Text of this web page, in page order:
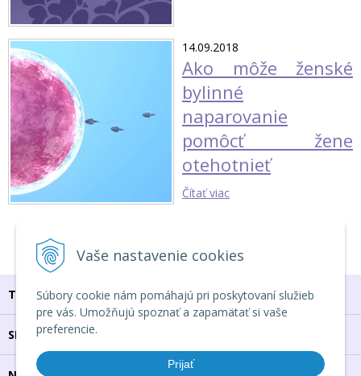
Vaše nastavenie cookies
Súbory cookie nám pomáhajú pri poskytovaní služieb
pre vás. Umožňujú spoznať a zapamätať si vaše
preferencie.
Prijať
14.09.2018
Ako môže ženské
bylinné
naparovanie
pomôcť žene
otehotnieť
Čítať viac
TU NÁS NÁJDEŠ
SPOJ SA S NAMI